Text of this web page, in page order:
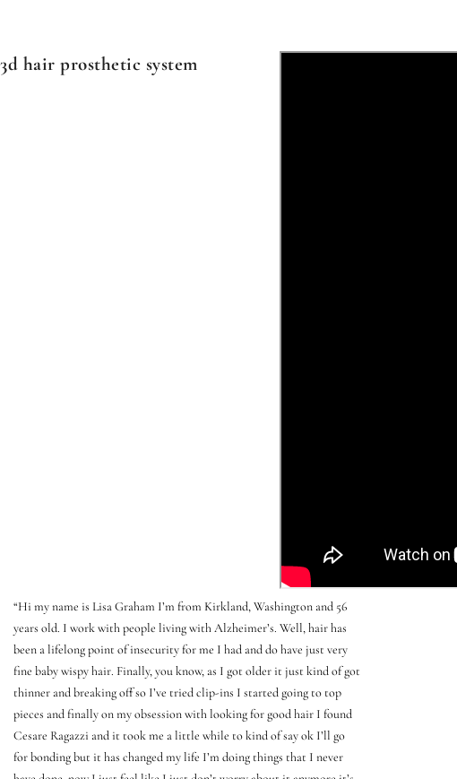
3d hair prosthetic system
“Hi my name is Lisa Graham I’m from Kirkland, Washington and 56
years old. I work with people living with Alzheimer’s. Well, hair has
been a lifelong point of insecurity for me I had and do have just very
fine baby wispy hair. Finally, you know, as I got older it just kind of got
thinner and breaking off so I’ve tried clip-ins I started going to top
pieces and finally on my obsession with looking for good hair I found
Cesare Ragazzi and it took me a little while to kind of say ok I’ll go
for bonding but it has changed my life I’m doing things that I never